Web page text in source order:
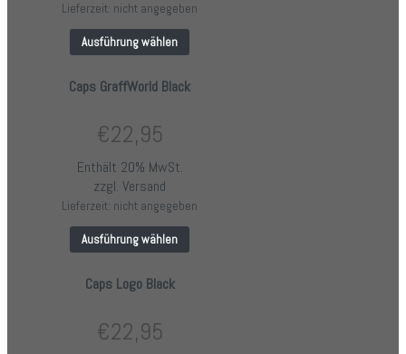
Lieferzeit: nicht angegeben
Ausführung wählen
Caps GraffWorld Black
€22,95
Enthält 20% MwSt.
zzgl. Versand
Lieferzeit: nicht angegeben
Ausführung wählen
Caps Logo Black
€22,95